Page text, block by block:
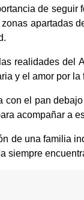
de
apartadas
realidades del
y el amor por
el pan
acompañar a
de una familia
siempre